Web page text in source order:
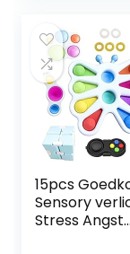
15pcs
Sensory
Stress Angst